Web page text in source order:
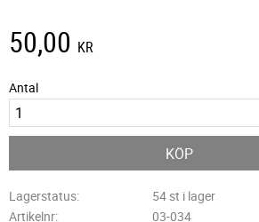
50,00 KR
Antal
KÖP
Lagerstatus
54 st i lager
Artikelnr
03-034